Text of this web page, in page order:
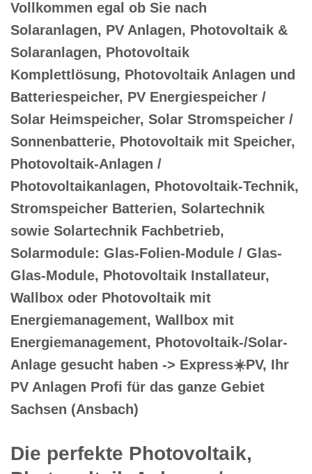
Vollkommen egal ob Sie nach
Solaranlagen, PV Anlagen, Photovoltaik &
Solaranlagen, Photovoltaik
Komplettlösung, Photovoltaik Anlagen und
Batteriespeicher, PV Energiespeicher /
Solar Heimspeicher, Solar Stromspeicher /
Sonnenbatterie, Photovoltaik mit Speicher,
Photovoltaik-Anlagen /
Photovoltaikanlagen, Photovoltaik-Technik,
Stromspeicher Batterien, Solartechnik
sowie Solartechnik Fachbetrieb,
Solarmodule: Glas-Folien-Module / Glas-
Glas-Module, Photovoltaik Installateur,
Wallbox oder Photovoltaik mit
Energiemanagement, Wallbox mit
Energiemanagement, Photovoltaik-/Solar-
Anlage gesucht haben -> Express☀️PV️, Ihr
PV Anlagen Profi für das ganze Gebiet
Sachsen (Ansbach)
Die perfekte Photovoltaik,